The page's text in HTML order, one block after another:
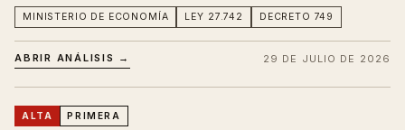
MINISTERIO DE ECONOMÍA LEY 27.742 DECRETO 749
ABRIR ANÁLISIS → 29 DE JULIO DE 2026
ALTA PRIMERA